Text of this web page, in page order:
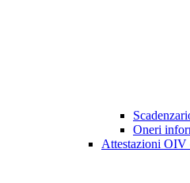
Oneri
Attestazioni OIV